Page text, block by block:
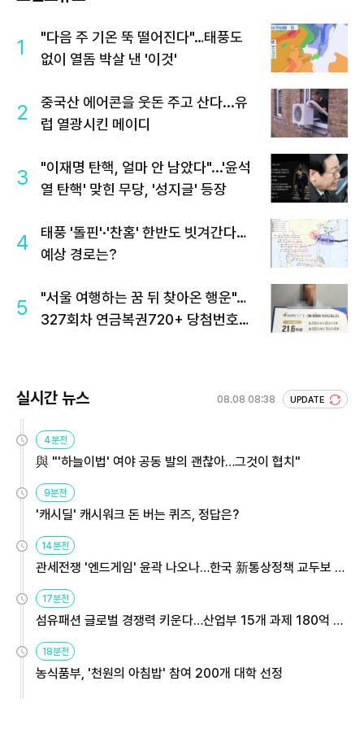
1
"다음 주 기온 뚝 떨어진다"…태풍도
없이 열돔 박살 낸 '이것'
2
중국산 에어콘을 웃돈 주고 산다...유
럽 열광시킨 메이디
3
"이재명 탄핵, 얼마 안 남았다"...'윤석
열 탄핵' 맞힌 무당, '성지글' 등장
4
태풍 '돌핀'·'찬홈' 한반도 빗겨간다…
예상 경로는?
5
"서울 여행하는 꿈 뒤 찾아온 행운"…
327회차 연금복권720+ 당첨번호조
실시간 뉴스 08.08 08:38 UPDATE
4분전
與 "'하늘이법' 여야 공동 발의 괜찮아…그것이 협치"
9분전
'캐시딜' 캐시워크 돈 버는 퀴즈, 정답은?
14분전
관세전쟁 '엔드게임' 윤곽 나오나…한국 新통상정책 교두보 활
17분전
섬유패션 글로벌 경쟁력 키운다…산업부 15개 과제 180억 지
18분전
농식품부, '천원의 아침밥' 참여 200개 대학 선정